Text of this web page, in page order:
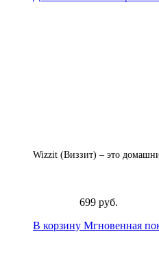
Wizzit (Виззит) – это
699 руб.
В корзину Мгновенная